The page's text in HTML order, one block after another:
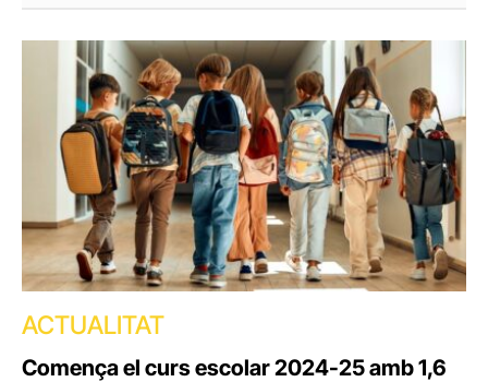
ACTUALITAT
Comença el curs escolar 2024-25 amb 1,6